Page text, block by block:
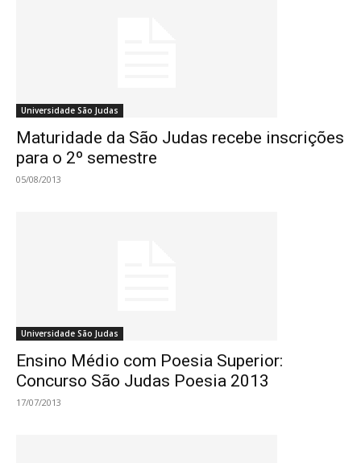
Universidade São Judas
Maturidade da São Judas recebe inscrições
para o 2º semestre
05/08/2013
Universidade São Judas
Ensino Médio com Poesia Superior:
Concurso São Judas Poesia 2013
17/07/2013